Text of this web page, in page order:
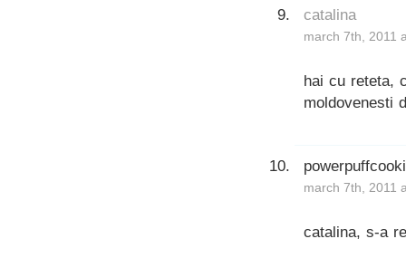
catalina
march 7th, 2011
hai cu reteta,
moldovenesti
march 7th, 2011
catalina, s-a